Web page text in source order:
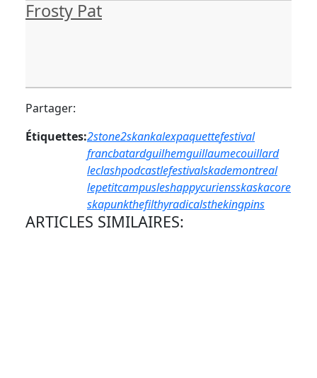
Frosty Pat
Partager:
Étiquettes:2stone2skankalexpaquettefestival
francbatardguilhemguillaumecouillard
leclashpodcastlefestivalskademontreal
lepetitcampusleshappycuriensskaskacore
skapunkthefilthyradicalsthekingpins
ARTICLES SIMILAIRES: